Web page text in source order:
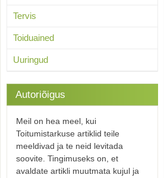
Tervis
Toiduained
Uuringud
Autoriõigus
Meil on hea meel, kui
Toitumistarkuse artiklid teile
meeldivad ja te neid levitada
soovite. Tingimuseks on, et
avaldate artikli muutmata kujul ja